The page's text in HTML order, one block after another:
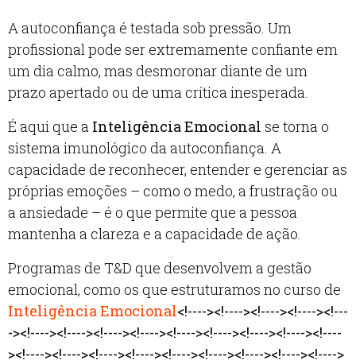
A autoconfiança é testada sob pressão. Um
profissional pode ser extremamente confiante em
um dia calmo, mas desmoronar diante de um
prazo apertado ou de uma crítica inesperada.
É aqui que a Inteligência Emocional se torna o
sistema imunológico da autoconfiança. A
capacidade de reconhecer, entender e gerenciar as
próprias emoções – como o medo, a frustração ou
a ansiedade – é o que permite que a pessoa
mantenha a clareza e a capacidade de ação.
Programas de T&D que desenvolvem a gestão
emocional, como os que estruturamos no curso de
Inteligência Emocional<!----><!----><!----><!----><!---
-><!----><!----><!----><!----><!----><!----><!----><!----><!----
><!----><!----><!----><!----><!----><!----><!----><!----><!---->